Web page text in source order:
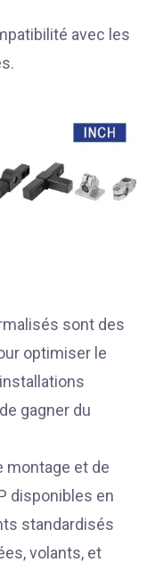
avec les
sont des
optimiser le
gagner du
montage et de
disponibles en
standardisés
volants, et